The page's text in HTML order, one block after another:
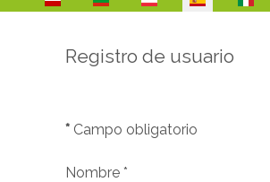
Registro de usuario
* Campo obligatorio
Nombre *